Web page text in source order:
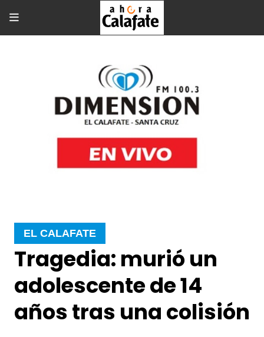
Tragedia: murió un
adolescente de 14
años tras una colisión
EL CALAFATE